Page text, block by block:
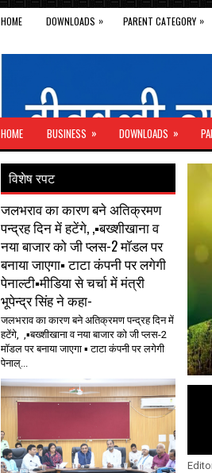
HOME DOWNLOADS » PARENT CATEGORY »
HOME BUSINESS » DOWNLOADS »
विशेष रपट
जलभराव का कारण बने अतिक्रमण
पन्द्रह दिन में हटेंगे, ,▪️बख्शीखाना व
नया बाजार को जी प्लस-2 मॉडल पर
बनाया जाएगा▪️ टाटा कंपनी पर लगेगी
पेनाल्टी▪️मीडिया से चर्चा में मंत्री
भूपेन्द्र सिंह ने कहा-
जलभराव का कारण बने अतिक्रमण पन्द्रह दिन में
हटेंगे, ,▪️बख्शीखाना व नया बाजार को जी प्लस-2
मॉडल पर बनाया जाएगा ▪️ टाटा कंपनी पर लगेगी
पेनाल्...